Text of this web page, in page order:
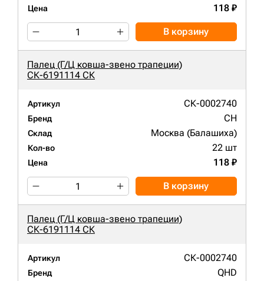
Цена 118 ₽
В корзину
Палец (Г/Ц ковша-звено трапеции)
СК-6191114 СК
Артикул СК-0002740
Бренд CH
Склад Москва (Балашиха)
Кол-во 22 шт
Цена 118 ₽
В корзину
Палец (Г/Ц ковша-звено трапеции)
СК-6191114 СК
Артикул СК-0002740
Бренд QHD